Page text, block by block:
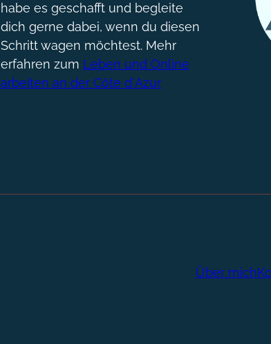
habe es geschafft und begleite
dich gerne dabei, wenn du diesen
Schritt wagen möchtest. Mehr
erfahren zum Leben und Online
arbeiten an der Côte d´Azur
Über mich